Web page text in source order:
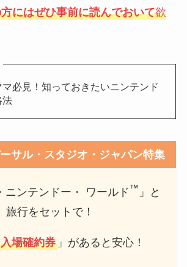
にはぜひ事前に読んでおいて欲
マ必見！知っておきたいニンテンド
法
サル・スタジオ・ジャパン特集
ニンテンドー・ ワールド™ 」と
旅行をセットで！
場確約券 」があると安心！